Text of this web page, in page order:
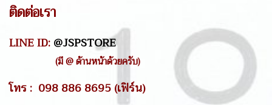
ติดต่อเรา
LINE ID:@JSPSTORE
(มี @ ด้านหน้าด้วยครับ)
โทร : 098 886 8695 (เฟิร์น)